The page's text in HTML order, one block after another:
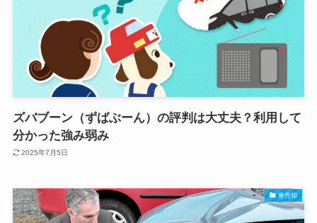
ズバブーン（ずばぶーん）の評判は大丈夫？利用して
分かった強み弱み
2025年7月5日
車売却